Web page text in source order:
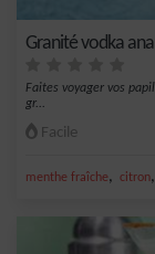
Granité vodka
Faites voyager vos
gr...
Facile
menthe fraîche, citron,